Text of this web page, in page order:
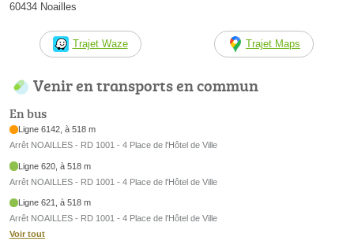
60434 Noailles
Trajet Waze Trajet Maps
Venir en transports en commun
En bus
Ligne 6142, à 518 m
Arrêt NOAILLES - RD 1001 - 4 Place de l'Hôtel de Ville
Ligne 620, à 518 m
Arrêt NOAILLES - RD 1001 - 4 Place de l'Hôtel de Ville
Ligne 621, à 518 m
Arrêt NOAILLES - RD 1001 - 4 Place de l'Hôtel de Ville
Voir tout